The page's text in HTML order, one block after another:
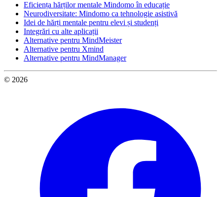
Eficiența hărților mentale Mindomo în educație
Neurodiversitate: Mindomo ca tehnologie asistivă
Idei de hărți mentale pentru elevi și studenți
Integrări cu alte aplicații
Alternative pentru MindMeister
Alternative pentru Xmind
Alternative pentru MindManager
© 2026